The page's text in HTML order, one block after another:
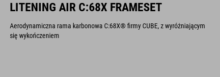
LITENING AIR C:68X FRAMESET
Aerodynamiczna rama karbonowa C:68X® firmy CUBE, z wyróżniającym
się wykończeniem